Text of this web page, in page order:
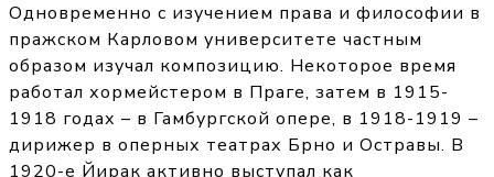
Одновременно с изучением права и философии в
пражском Карловом университете частным
образом изучал композицию. Некоторое время
работал хормейстером в Праге, затем в 1915-
1918 годах – в Гамбургской опере, в 1918-1919 –
дирижер в оперных театрах Брно и Остравы. В
1920-е Йирак активно выступал как